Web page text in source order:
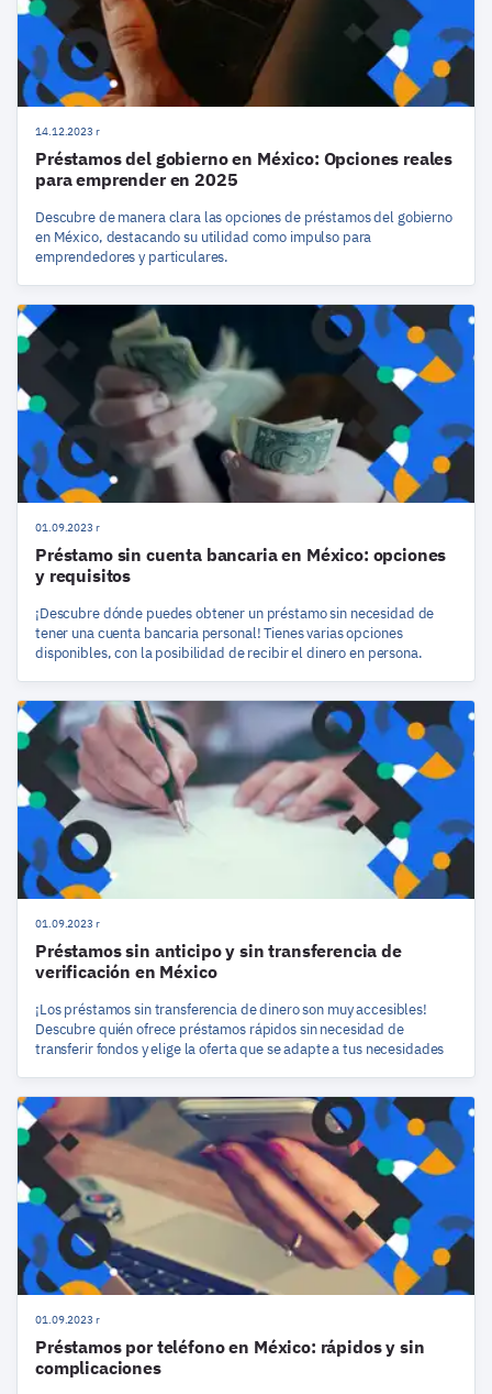
14.12.2023 r
Préstamos del gobierno en México: Opciones reales
para emprender en 2025
Descubre de manera clara las opciones de préstamos del gobierno
en México, destacando su utilidad como impulso para
emprendedores y particulares.
01.09.2023 r
Préstamo sin cuenta bancaria en México: opciones
y requisitos
¡Descubre dónde puedes obtener un préstamo sin necesidad de
tener una cuenta bancaria personal! Tienes varias opciones
disponibles, con la posibilidad de recibir el dinero en persona.
01.09.2023 r
Préstamos sin anticipo y sin transferencia de
verificación en México
¡Los préstamos sin transferencia de dinero son muy accesibles!
Descubre quién ofrece préstamos rápidos sin necesidad de
transferir fondos y elige la oferta que se adapte a tus necesidades
01.09.2023 r
Préstamos por teléfono en México: rápidos y sin
complicaciones